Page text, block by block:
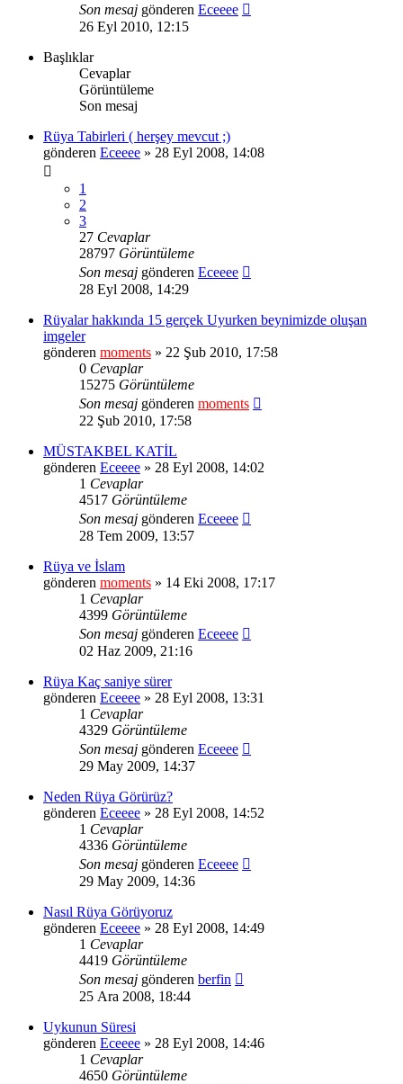
Son mesaj gönderen Eceeee
26 Eyl 2010, 12:15
Başlıklar
Cevaplar
Görüntüleme
Son mesaj
Rüya Tabirleri ( herşey mevcut ;)
gönderen Eceeee » 28 Eyl 2008, 14:08
1
2
3
27 Cevaplar
28797 Görüntüleme
Son mesaj gönderen Eceeee
28 Eyl 2008, 14:29
Rüyalar hakkında 15 gerçek Uyurken beynimizde oluşan
imgeler
gönderen moments » 22 Şub 2010, 17:58
0 Cevaplar
15275 Görüntüleme
Son mesaj gönderen moments
22 Şub 2010, 17:58
MÜSTAKBEL KATİL
gönderen Eceeee » 28 Eyl 2008, 14:02
1 Cevaplar
4517 Görüntüleme
Son mesaj gönderen Eceeee
28 Tem 2009, 13:57
Rüya ve İslam
gönderen moments » 14 Eki 2008, 17:17
1 Cevaplar
4399 Görüntüleme
Son mesaj gönderen Eceeee
02 Haz 2009, 21:16
Rüya Kaç saniye sürer
gönderen Eceeee » 28 Eyl 2008, 13:31
1 Cevaplar
4329 Görüntüleme
Son mesaj gönderen Eceeee
29 May 2009, 14:37
Neden Rüya Görürüz?
gönderen Eceeee » 28 Eyl 2008, 14:52
1 Cevaplar
4336 Görüntüleme
Son mesaj gönderen Eceeee
29 May 2009, 14:36
Nasıl Rüya Görüyoruz
gönderen Eceeee » 28 Eyl 2008, 14:49
1 Cevaplar
4419 Görüntüleme
Son mesaj gönderen berfin
25 Ara 2008, 18:44
Uykunun Süresi
gönderen Eceeee » 28 Eyl 2008, 14:46
1 Cevaplar
4650 Görüntüleme